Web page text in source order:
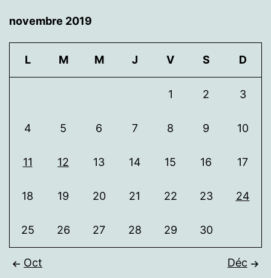
novembre 2019
L M M J V S D
1 2 3
4 5 6 7 8 9 10
11 12 13 14 15 16 17
18 19 20 21 22 23 24
25 26 27 28 29 30
Oct Déc